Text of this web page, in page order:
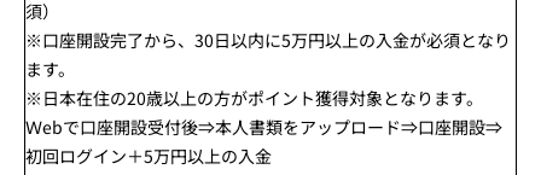
須）
※口座開設完了から、30日以内に5万円以上の入金が必須となり
ます。
※日本在住の20歳以上の方がポイント獲得対象となります。
Ｗebで口座開設受付後⇒本人書類をアップロード⇒口座開設⇒
初回ログイン＋5万円以上の入金